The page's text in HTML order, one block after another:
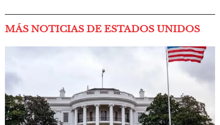
MÁS NOTICIAS DE ESTADOS UNIDOS